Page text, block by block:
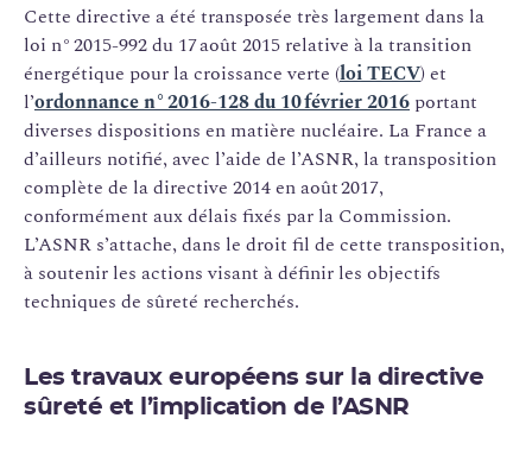
Cette directive a été transposée très largement dans la
loi n° 2015-992 du 17 août 2015 relative à la transition
énergétique pour la croissance verte (loi TECV) et
l’ordonnance n° 2016-128 du 10 février 2016 portant
diverses dispositions en matière nucléaire. La France a
d’ailleurs notifié, avec l’aide de l’ASNR, la transposition
complète de la directive 2014 en août 2017,
conformément aux délais fixés par la Commission.
L’ASNR s’attache, dans le droit fil de cette transposition,
à soutenir les actions visant à définir les objectifs
techniques de sûreté recherchés.
Les travaux européens sur la directive
sûreté et l’implication de l’ASNR